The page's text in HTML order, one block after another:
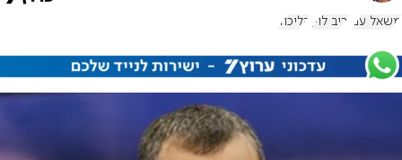
משאל עם יריב לוין הליכוד